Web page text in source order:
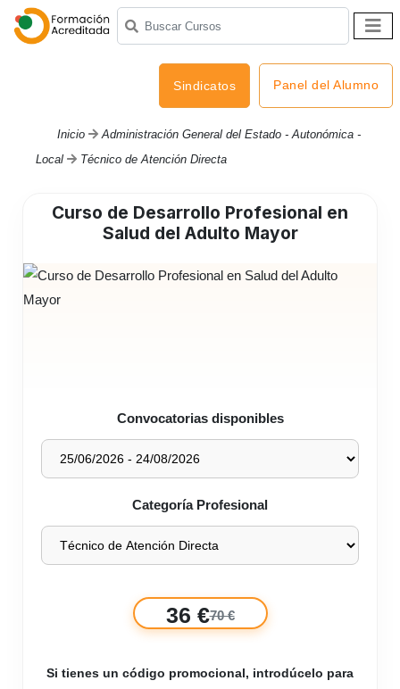
Sindicatos Panel del Alumno
Inicio
Administración General del Estado - Autonómica -
Local
Técnico de Atención Directa
Curso de Desarrollo Profesional en
Salud del Adulto Mayor
Convocatorias disponibles
Categoría Profesional
36 €70 €
Si tienes un código promocional, introdúcelo para